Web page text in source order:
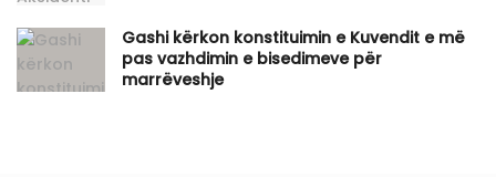
Gashi kërkon konstituimin e Kuvendit e më
pas vazhdimin e bisedimeve për
marrëveshje